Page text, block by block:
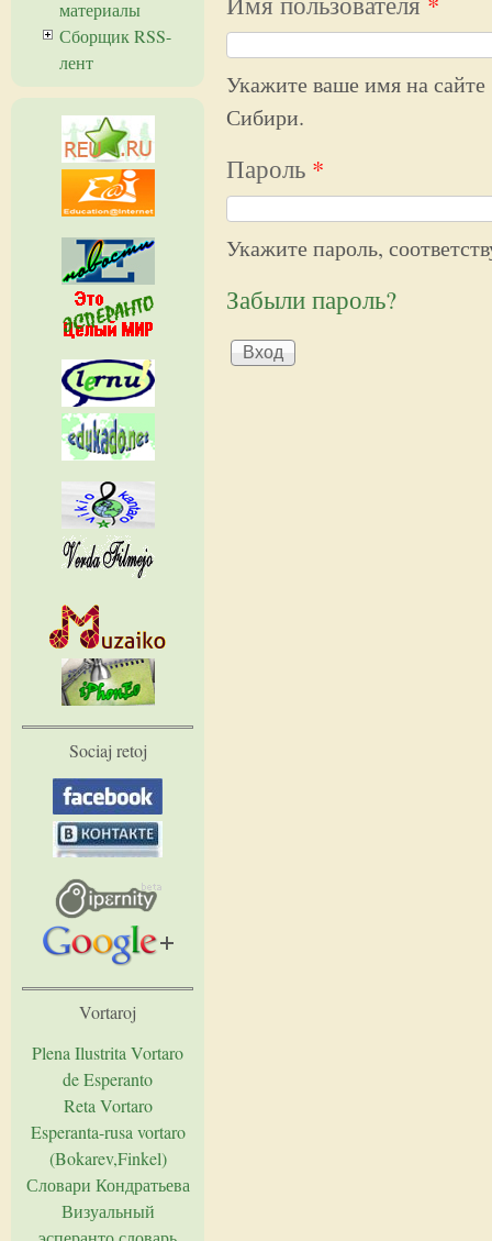
Укажите ваше имя на
Сибири.
Пароль *
Укажите пароль,
Забыли пароль?
материалы
Сборщик RSS-
лент
Sociaj retoj
Vortaroj
Plena Ilustrita Vortaro
de Esperanto
Reta Vortaro
Esperanta-rusa vortaro
(Bokarev,Finkel)
Словари Кондратьева
Визуальный